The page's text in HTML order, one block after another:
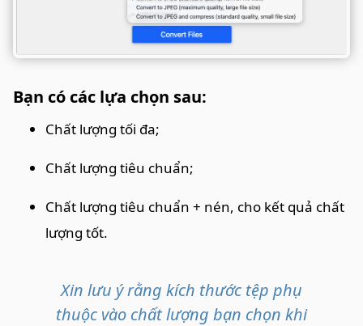
Bạn có các lựa chọn sau:
Chất lượng tối đa;
Chất lượng tiêu chuẩn;
Chất lượng tiêu chuẩn + nén, cho kết quả chất
lượng tốt.
Xin lưu ý rằng kích thước tệp phụ
thuộc vào chất lượng bạn chọn khi